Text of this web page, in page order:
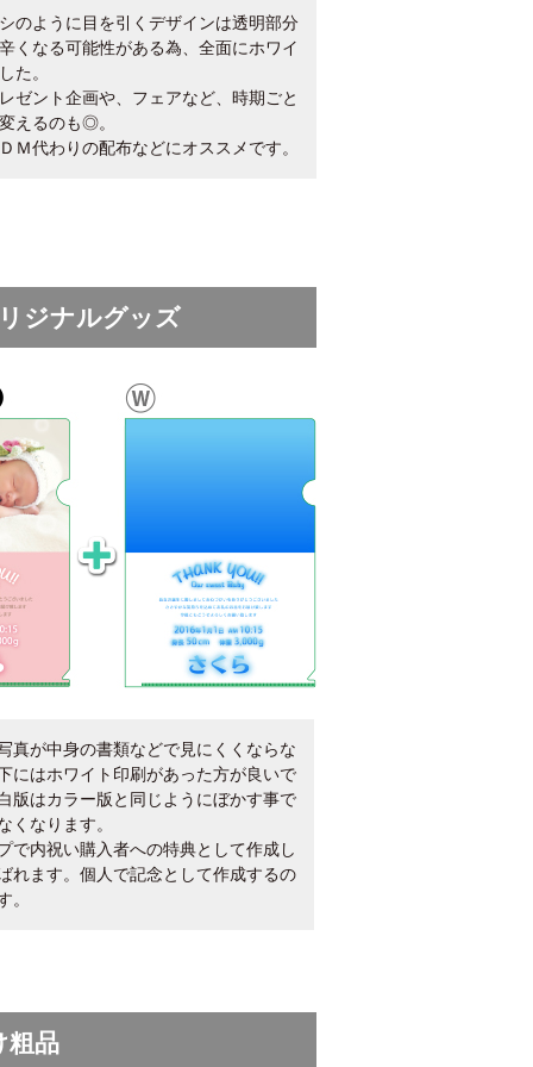
のように目を引くデザインは透明部分
くなる可能性がある為、全面にホワイ
た。
ゼント企画や、フェアなど、時期ごと
えるのも◎。
Ｍ代わりの配布などにオススメです。
ジナルグッズ
真が中身の書類などで見にくくならな
にはホワイト印刷があった方が良いで
版はカラー版と同じようにぼかす事で
くなります。
で内祝い購入者への特典として作成し
れます。個人で記念として作成するの
。
粗品